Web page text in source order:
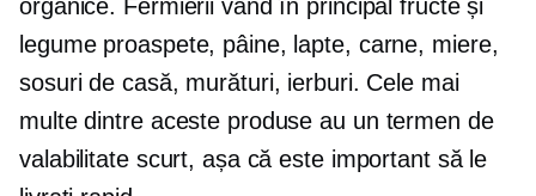
organice. Fermierii vând în principal fructe și
legume proaspete, pâine, lapte, carne, miere,
sosuri de casă, murături, ierburi. Cele mai
multe dintre aceste produse au un termen de
valabilitate scurt, așa că este important să le